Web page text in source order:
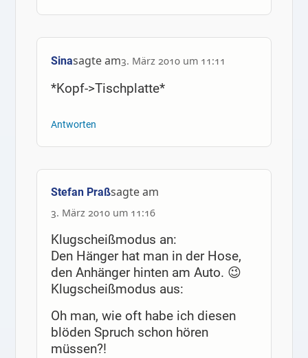
Sinasagte am3. März 2010 um 11:11
*Kopf->Tischplatte*
Antworten
Stefan Praßsagte am
3. März 2010 um 11:16
Klugscheißmodus an:
Den Hänger hat man in der Hose,
den Anhänger hinten am Auto. 😉
Klugscheißmodus aus:
Oh man, wie oft habe ich diesen
blöden Spruch schon hören
müssen?!